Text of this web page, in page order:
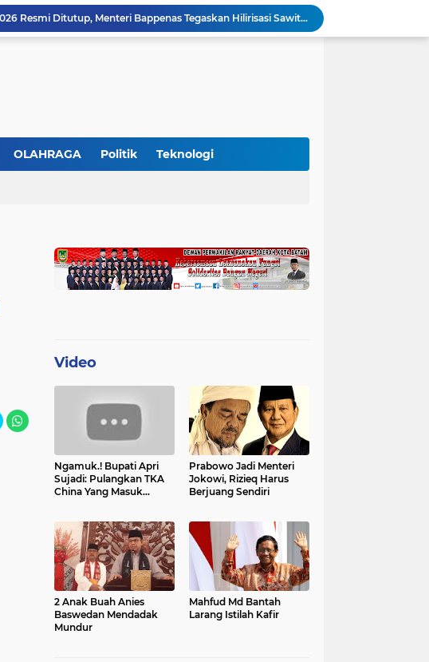
Bupati Zukri Sambut Hangat Rombongan Pendeta HKBP, Siap Hadiri Perayaan HUT ke-29 HKBP Maduma
Hari Kedua SIEXPO 2026 Makin Bergairah, Transaksi Tembus Rp1,05 Miliar dan Dorongan Palm Oil Institute Menguat
SIEXPO 2026 Resmi Ditutup, Menteri Bappenas Tegaskan Hilirisasi Sawit Jadi Kunci Kemajuan Ekonomi Nasional
OLAHRAGA Politik Teknologi
Video
Ngamuk.! Bupati Apri
Sujadi: Pulangkan TKA
China Yang Masuk
Prabowo Jadi Menteri
Jokowi, Rizieq Harus
Berjuang Sendiri
2 Anak Buah Anies
Baswedan Mendadak
Mundur
Mahfud Md Bantah
Larang Istilah Kafir